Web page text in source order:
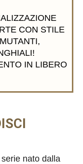
CON STILE
IN LIBERO
nato dalla